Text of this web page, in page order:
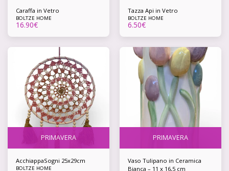
Caraffa in Vetro
BOLTZE HOME
16.90€
Tazza Api in Vetro
BOLTZE HOME
6.50€
PRIMAVERA
AcchiappaSogni 25x29cm
BOLTZE HOME
PRIMAVERA
Vaso Tulipano in Ceramica
Bianca – 11 x 16,5 cm